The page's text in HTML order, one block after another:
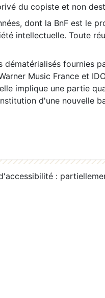
du copiste et non
dont la BnF est le
intellectuelle. Toute
fournies
Music France et
implique une partie
d'une nouvelle
: